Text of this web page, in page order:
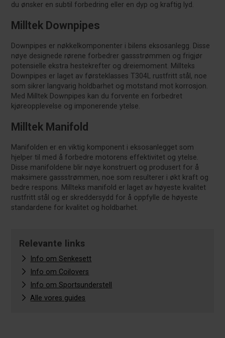
du ønsker en subtil forbedring eller en dyp og kraftig lyd.
Milltek Downpipes
Downpipes er nøkkelkomponenter i bilens eksosanlegg. Disse
nøye designede rørene forbedrer gassstrømmen og frigjør
potensielle ekstra hestekrefter og dreiemoment. Millteks
Downpipes er laget av førsteklasses T304L rustfritt stål, noe
som sikrer langvarig holdbarhet og motstand mot korrosjon.
Med Milltek Downpipes kan du forvente en forbedret
kjøreopplevelse og imponerende ytelse.
Milltek Manifold
Manifolden er en viktig komponent i eksosanlegget som
hjelper til med å forbedre motorens effektivitet og ytelse.
Disse manifoldene blir nøye konstruert og produsert for å
maksimere gassstrømmen, noe som resulterer i økt kraft og
bedre respons. Millteks manifold er laget av høyeste kvalitet
rustfritt stål og er skreddersydd for å oppfylle de høyeste
standardene for kvalitet og holdbarhet.
Relevante links
Info om Senkesett
Info om Coilovers
Info om Sportsunderstell
Alle vores guides